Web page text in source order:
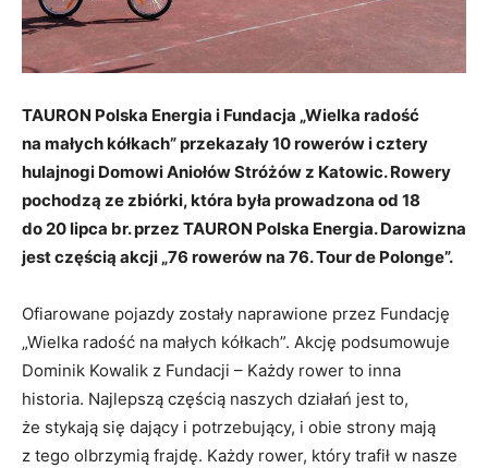
TAURON Polska Energia i Fundacja „Wielka radość
na małych kółkach” przekazały 10 rowerów i cztery
hulajnogi Domowi Aniołów Stróżów z Katowic. Rowery
pochodzą ze zbiórki, która była prowadzona od 18
do 20 lipca br. przez TAURON Polska Energia. Darowizna
jest częścią akcji „76 rowerów na 76. Tour de Polonge”.
Ofiarowane pojazdy zostały naprawione przez Fundację
„Wielka radość na małych kółkach”. Akcję podsumowuje
Dominik Kowalik z Fundacji – Każdy rower to inna
historia. Najlepszą częścią naszych działań jest to,
że stykają się dający i potrzebujący, i obie strony mają
z tego olbrzymią frajdę. Każdy rower, który trafił w nasze